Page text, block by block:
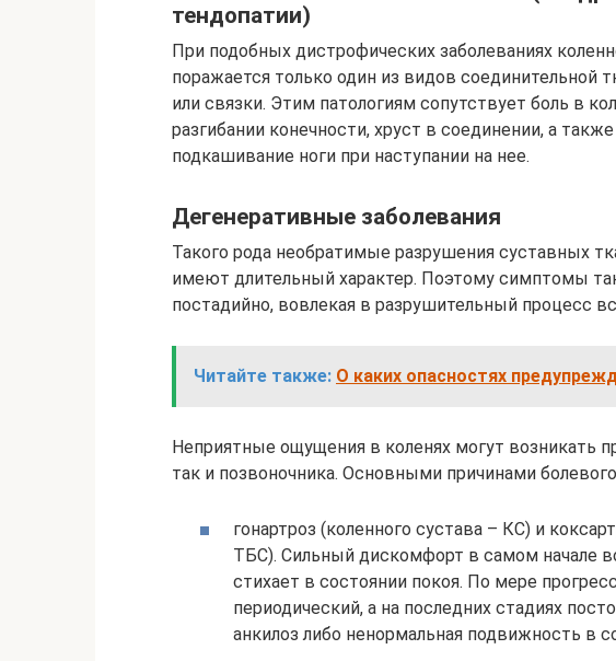
тендопатии)
При подобных дистрофических заболеваниях
поражается только один из видов соединительной
или связки. Этим патологиям сопутствует боль в
разгибании конечности, хруст в соединении, а
подкашивание ноги при наступании на нее.
Дегенеративные заболевания
Такого рода необратимые разрушения суставных
имеют длительный характер. Поэтому симптомы
постадийно, вовлекая в разрушительный процесс
Читайте также: О каких опасностях
Неприятные ощущения в коленях могут возникать
так и позвоночника. Основными причинами
гонартроз (коленного сустава – КС) и
ТБС). Сильный дискомфорт в самом начале
стихает в состоянии покоя. По мере
периодический, а на последних стадиях
анкилоз либо ненормальная подвижность в